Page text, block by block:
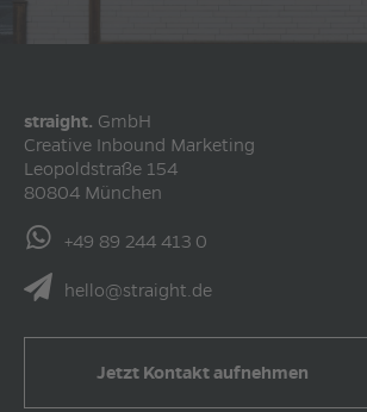
straight. GmbH
Creative Inbound Marketing
Leopoldstraße 154
80804 München
+49 89 244 413 0
hello@straight.de
Jetzt Kontakt aufnehmen